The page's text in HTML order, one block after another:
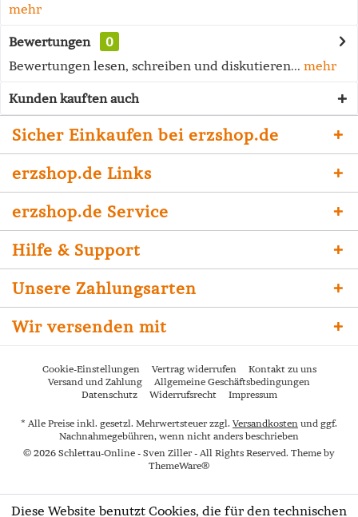
mehr
Bewertungen
0
Bewertungen lesen, schreiben und diskutieren... mehr
Kunden kauften auch
Sicher Einkaufen bei erzshop.de
erzshop.de Links
erzshop.de Service
Hilfe & Support
Unsere Zahlungsarten
Wir versenden mit
Cookie-Einstellungen Vertrag widerrufen
Kontakt zu uns
Versand und Zahlung
Allgemeine Geschäftsbedingungen
Datenschutz
Widerrufsrecht Impressum
* Alle Preise inkl. gesetzl. Mehrwertsteuer zzgl. Versandkosten und ggf.
Nachnahmegebühren, wenn nicht anders beschrieben
© 2026 Schlettau-Online - Sven Ziller - All Rights Reserved. Theme by
ThemeWare®
Diese Website benutzt Cookies, die für den technischen